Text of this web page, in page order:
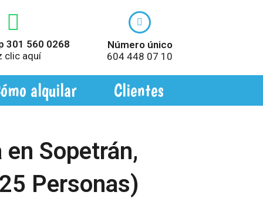
301 560 0268
clic aquí
Número único
604 448 07 10
alquilar Clientes
Sopetrán,
Personas)